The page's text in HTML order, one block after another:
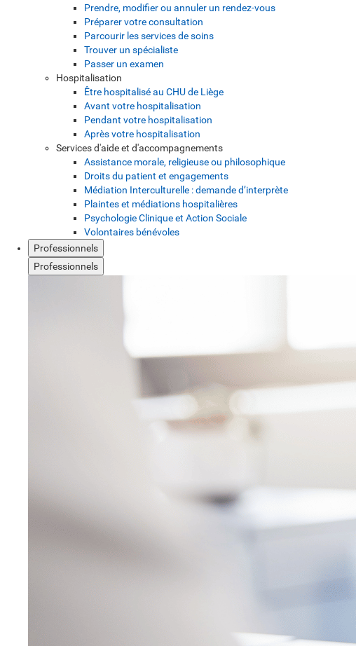
Prendre, modifier ou annuler un rendez-vous
Préparer votre consultation
Parcourir les services de soins
Trouver un spécialiste
Passer un examen
Hospitalisation
Être hospitalisé au CHU de Liège
Avant votre hospitalisation
Pendant votre hospitalisation
Après votre hospitalisation
Services d'aide et d'accompagnements
Assistance morale, religieuse ou philosophique
Droits du patient et engagements
Médiation Interculturelle : demande d’interprète
Plaintes et médiations hospitalières
Psychologie Clinique et Action Sociale
Volontaires bénévoles
Professionnels
Professionnels